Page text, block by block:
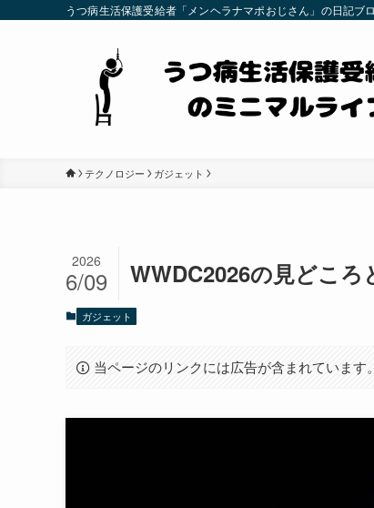
うつ病生活保護受給者「メンヘラナマポおじさん」の日記ブロ
テクノロジー ガジェット
WWDC2026の見どこ
2026
6/09
ガジェット
当ページのリンクには広告が含まれています。